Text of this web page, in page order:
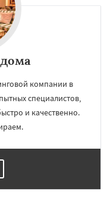
компании в
специалистов,
и качественно.